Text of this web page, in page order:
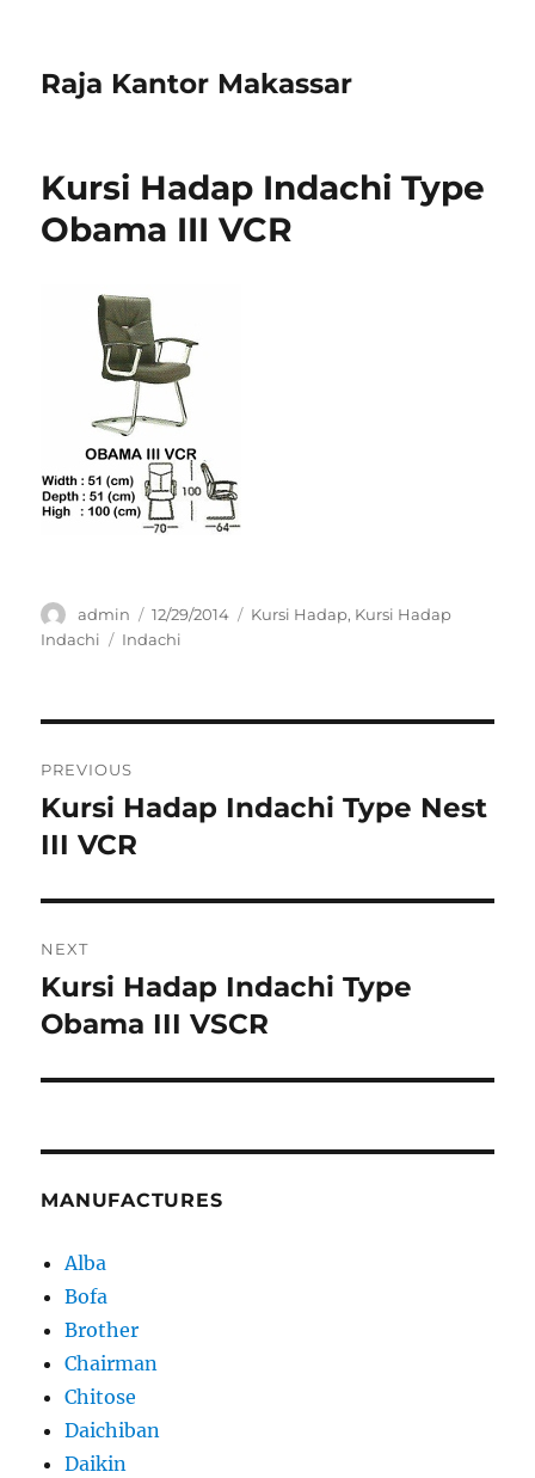
Raja Kantor Makassar
Kursi Hadap Indachi Type
Obama III VCR
Author
admin
Posted
on
12/29/2014 Categories
Kursi Hadap, Kursi Hadap
Indachi
Tags
Indachi
navigation
PREVIOUS
Previous
post:
Kursi Hadap Indachi Type Nest
III VCR
NEXT
Next
post:
Kursi Hadap Indachi Type
Obama III VSCR
MANUFACTURES
Alba
Bofa
Brother
Chairman
Chitose
Daichiban
Daikin